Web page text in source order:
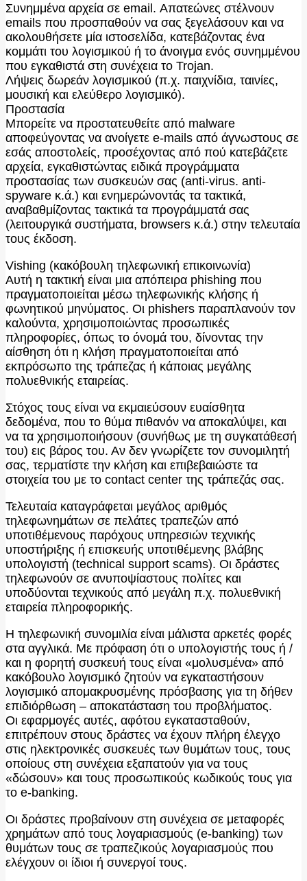
Συνημμένα αρχεία σε email. Απατεώνες στέλνουν
emails που προσπαθούν να σας ξεγελάσουν και να
ακολουθήσετε μία ιστοσελίδα, κατεβάζοντας ένα
κομμάτι του λογισμικού ή το άνοιγμα ενός συνημμένου
που εγκαθιστά στη συνέχεια το Trojan.
Λήψεις δωρεάν λογισμικού (π.χ. παιχνίδια, ταινίες,
μουσική και ελεύθερο λογισμικό).
Προστασία
Μπορείτε να προστατευθείτε από malware
αποφεύγοντας να ανοίγετε e-mails από άγνωστους σε
εσάς αποστολείς, προσέχοντας από πού κατεβάζετε
αρχεία, εγκαθιστώντας ειδικά προγράμματα
προστασίας των συσκευών σας (anti-virus. anti-
spyware κ.ά.) και ενημερώνοντάς τα τακτικά,
αναβαθμίζοντας τακτικά τα προγράμματά σας
(λειτουργικά συστήματα, browsers κ.ά.) στην τελευταία
τους έκδοση.
Vishing (κακόβουλη τηλεφωνική επικοινωνία)
Αυτή η τακτική είναι μια απόπειρα phishing που
πραγματοποιείται μέσω τηλεφωνικής κλήσης ή
φωνητικού μηνύματος. Οι phishers παραπλανούν τον
καλούντα, χρησιμοποιώντας προσωπικές
πληροφορίες, όπως το όνομά του, δίνοντας την
αίσθηση ότι η κλήση πραγματοποιείται από
εκπρόσωπο της τράπεζας ή κάποιας μεγάλης
πολυεθνικής εταιρείας.
Στόχος τους είναι να εκμαιεύσουν ευαίσθητα
δεδομένα, που το θύμα πιθανόν να αποκαλύψει, και
να τα χρησιμοποιήσουν (συνήθως με τη συγκατάθεσή
του) εις βάρος του. Αν δεν γνωρίζετε τον συνομιλητή
σας, τερματίστε την κλήση και επιβεβαιώστε τα
στοιχεία του με το contact center της τράπεζάς σας.
Τελευταία καταγράφεται μεγάλος αριθμός
τηλεφωνημάτων σε πελάτες τραπεζών από
υποτιθέμενους παρόχους υπηρεσιών τεχνικής
υποστήριξης ή επισκευής υποτιθέμενης βλάβης
υπολογιστή (technical support scams). Οι δράστες
τηλεφωνούν σε ανυποψίαστους πολίτες και
υποδύονται τεχνικούς από μεγάλη π.χ. πολυεθνική
εταιρεία πληροφορικής.
Η τηλεφωνική συνομιλία είναι μάλιστα αρκετές φορές
στα αγγλικά. Με πρόφαση ότι ο υπολογιστής τους ή /
και η φορητή συσκευή τους είναι «μολυσμένα» από
κακόβουλο λογισμικό ζητούν να εγκαταστήσουν
λογισμικό απομακρυσμένης πρόσβασης για τη δήθεν
επιδιόρθωση – αποκατάσταση του προβλήματος.
Οι εφαρμογές αυτές, αφότου εγκατασταθούν,
επιτρέπουν στους δράστες να έχουν πλήρη έλεγχο
στις ηλεκτρονικές συσκευές των θυμάτων τους, τους
οποίους στη συνέχεια εξαπατούν για να τους
«δώσουν» και τους προσωπικούς κωδικούς τους για
το e-banking.
Οι δράστες προβαίνουν στη συνέχεια σε μεταφορές
χρημάτων από τους λογαριασμούς (e-banking) των
θυμάτων τους σε τραπεζικούς λογαριασμούς που
ελέγχουν οι ίδιοι ή συνεργοί τους.